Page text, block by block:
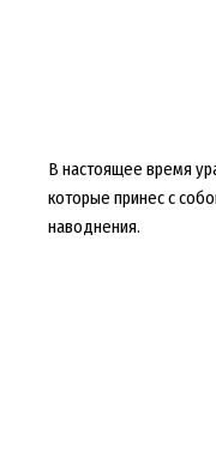
В настоящее время
которые принес с
наводнения.